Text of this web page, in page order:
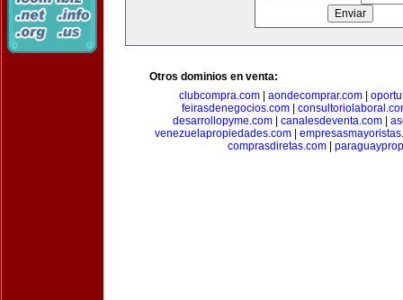
Otros dominios en venta:
clubcompra.com
aondecomprar.com
feirasdenegocios.com|
desarrollopyme.com| canalesdeventa.com|
venezuelapropiedades.com|
comprasdiretas.com